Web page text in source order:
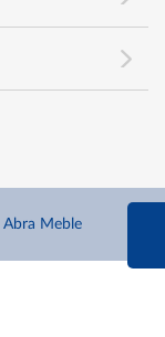
Abra Meble
660 627